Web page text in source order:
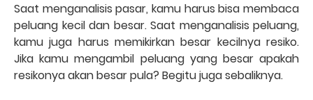
Saat menganalisis pasar, kamu harus bisa membaca
peluang kecil dan besar. Saat menganalisis peluang,
kamu juga harus memikirkan besar kecilnya resiko.
Jika kamu mengambil peluang yang besar apakah
resikonya akan besar pula? Begitu juga sebaliknya.